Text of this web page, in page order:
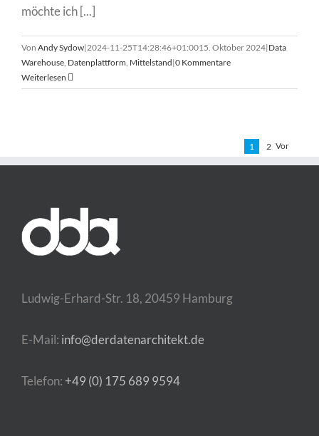
möchte ich [...]
Von Andy Sydow|2024-11-25T14:28:46+01:0015. Oktober 2024|Data
Warehouse, Datenplattform, Mittelstand|0 Kommentare
Weiterlesen
1 2 Vor
Ludwig-Erhard-Str. 18, 20459 Hamburg
E-Mail: info@derdatenarchitekt.de
Telefon: +49 (0) 175 689 9594